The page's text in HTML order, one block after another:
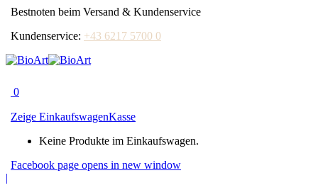
Bestnoten beim Versand & Kundenservice
Kundenservice: +43 6217 5700 0
0
Zeige EinkaufswagenKasse
Keine Produkte im Einkaufswagen.
Facebook page opens in new window
|